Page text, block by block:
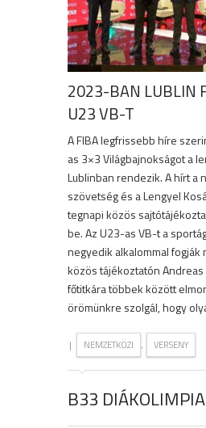
2023-BAN LUBLIN
U23 VB-T
A FIBA legfrissebb híre
as 3×3 Világbajnokságot a
Lublinban rendezik. A hírt a
szövetség és a Lengyel
tegnapi közös
be. Az U23-as VB-t a
negyedik alkalommal fogják
közös tájékoztatón Andreas
főtitkára többek között
örömünkre szolgál, hogy
| NEMZETKÖZI , VERSENY
B33 DIÁKOLIMPIA